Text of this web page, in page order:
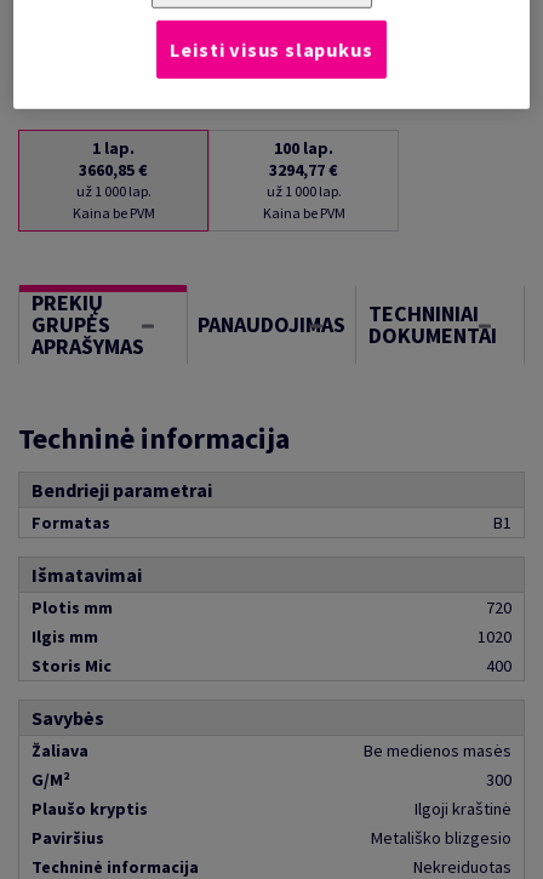
1 lap.
3660,85 €
už 1 000 lap.
Kaina be PVM
100 lap.
3294,77 €
už 1 000 lap.
Kaina be PVM
PREKIŲ
GRUPĖS
APRAŠYMAS
PANAUDOJIMAS TECHNINIAI
DOKUMENTAI
Techninė informacija
Bendrieji parametrai
Formatas B1
Išmatavimai
Plotis mm
720
Ilgis mm
1020
Storis Mic
400
Savybės
Žaliava
Be medienos masės
G/M²
300
Plaušo kryptis
Ilgoji kraštinė
Paviršius
Metališko blizgesio
Techninė informacija
Nekreiduotas
Leisti visus slapukus